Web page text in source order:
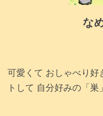
な
可愛くて おしゃべり好
トして 自分好みの「巣